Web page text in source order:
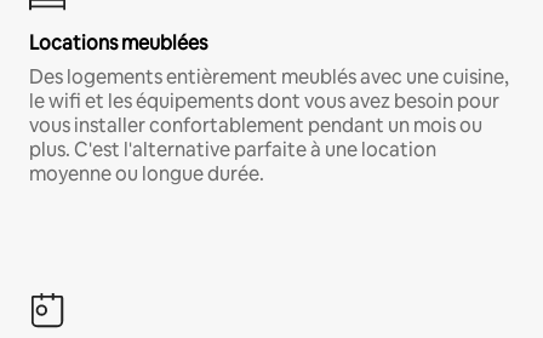
Locations meublées
Des logements entièrement meublés avec une cuisine,
le wifi et les équipements dont vous avez besoin pour
vous installer confortablement pendant un mois ou
plus. C'est l'alternative parfaite à une location
moyenne ou longue durée.